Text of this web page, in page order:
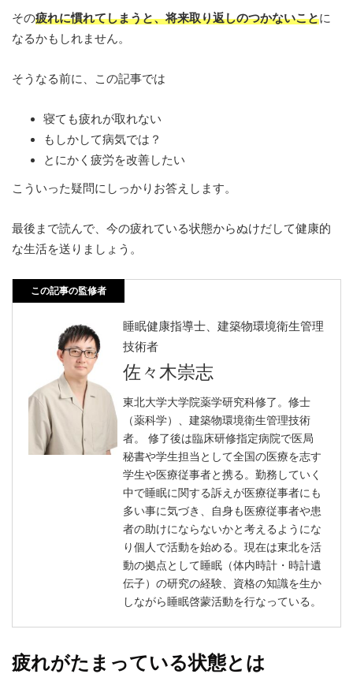
その疲れに慣れてしまうと、将来取り返しのつかないことに
なるかもしれません。
そうなる前に、この記事では
寝ても疲れが取れない
もしかして病気では？
とにかく疲労を改善したい
こういった疑問にしっかりお答えします。
最後まで読んで、今の疲れている状態からぬけだして健康的
な生活を送りましょう。
この記事の監修者
睡眠健康指導士、建築物環境衛生管理
技術者
佐々木崇志
東北大学大学院薬学研究科修了。修士
（薬科学）、建築物環境衛生管理技術
者。 修了後は臨床研修指定病院で医局
秘書や学生担当として全国の医療を志す
学生や医療従事者と携る。勤務していく
中で睡眠に関する訴えが医療従事者にも
多い事に気づき、自身も医療従事者や患
者の助けにならないかと考えるようにな
り個人で活動を始める。現在は東北を活
動の拠点として睡眠（体内時計・時計遺
伝子）の研究の経験、資格の知識を生か
しながら睡眠啓蒙活動を行なっている。
疲れがたまっている状態とは